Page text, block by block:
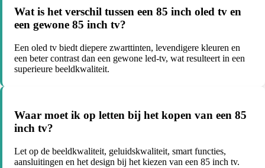
Wat is het verschil tussen een 85 inch oled tv en
een gewone 85 inch tv?
Een oled tv biedt diepere zwarttinten, levendigere kleuren en
een beter contrast dan een gewone led-tv, wat resulteert in een
superieure beeldkwaliteit.
Waar moet ik op letten bij het kopen van een 85
inch tv?
Let op de beeldkwaliteit, geluidskwaliteit, smart functies,
aansluitingen en het design bij het kiezen van een 85 inch tv.